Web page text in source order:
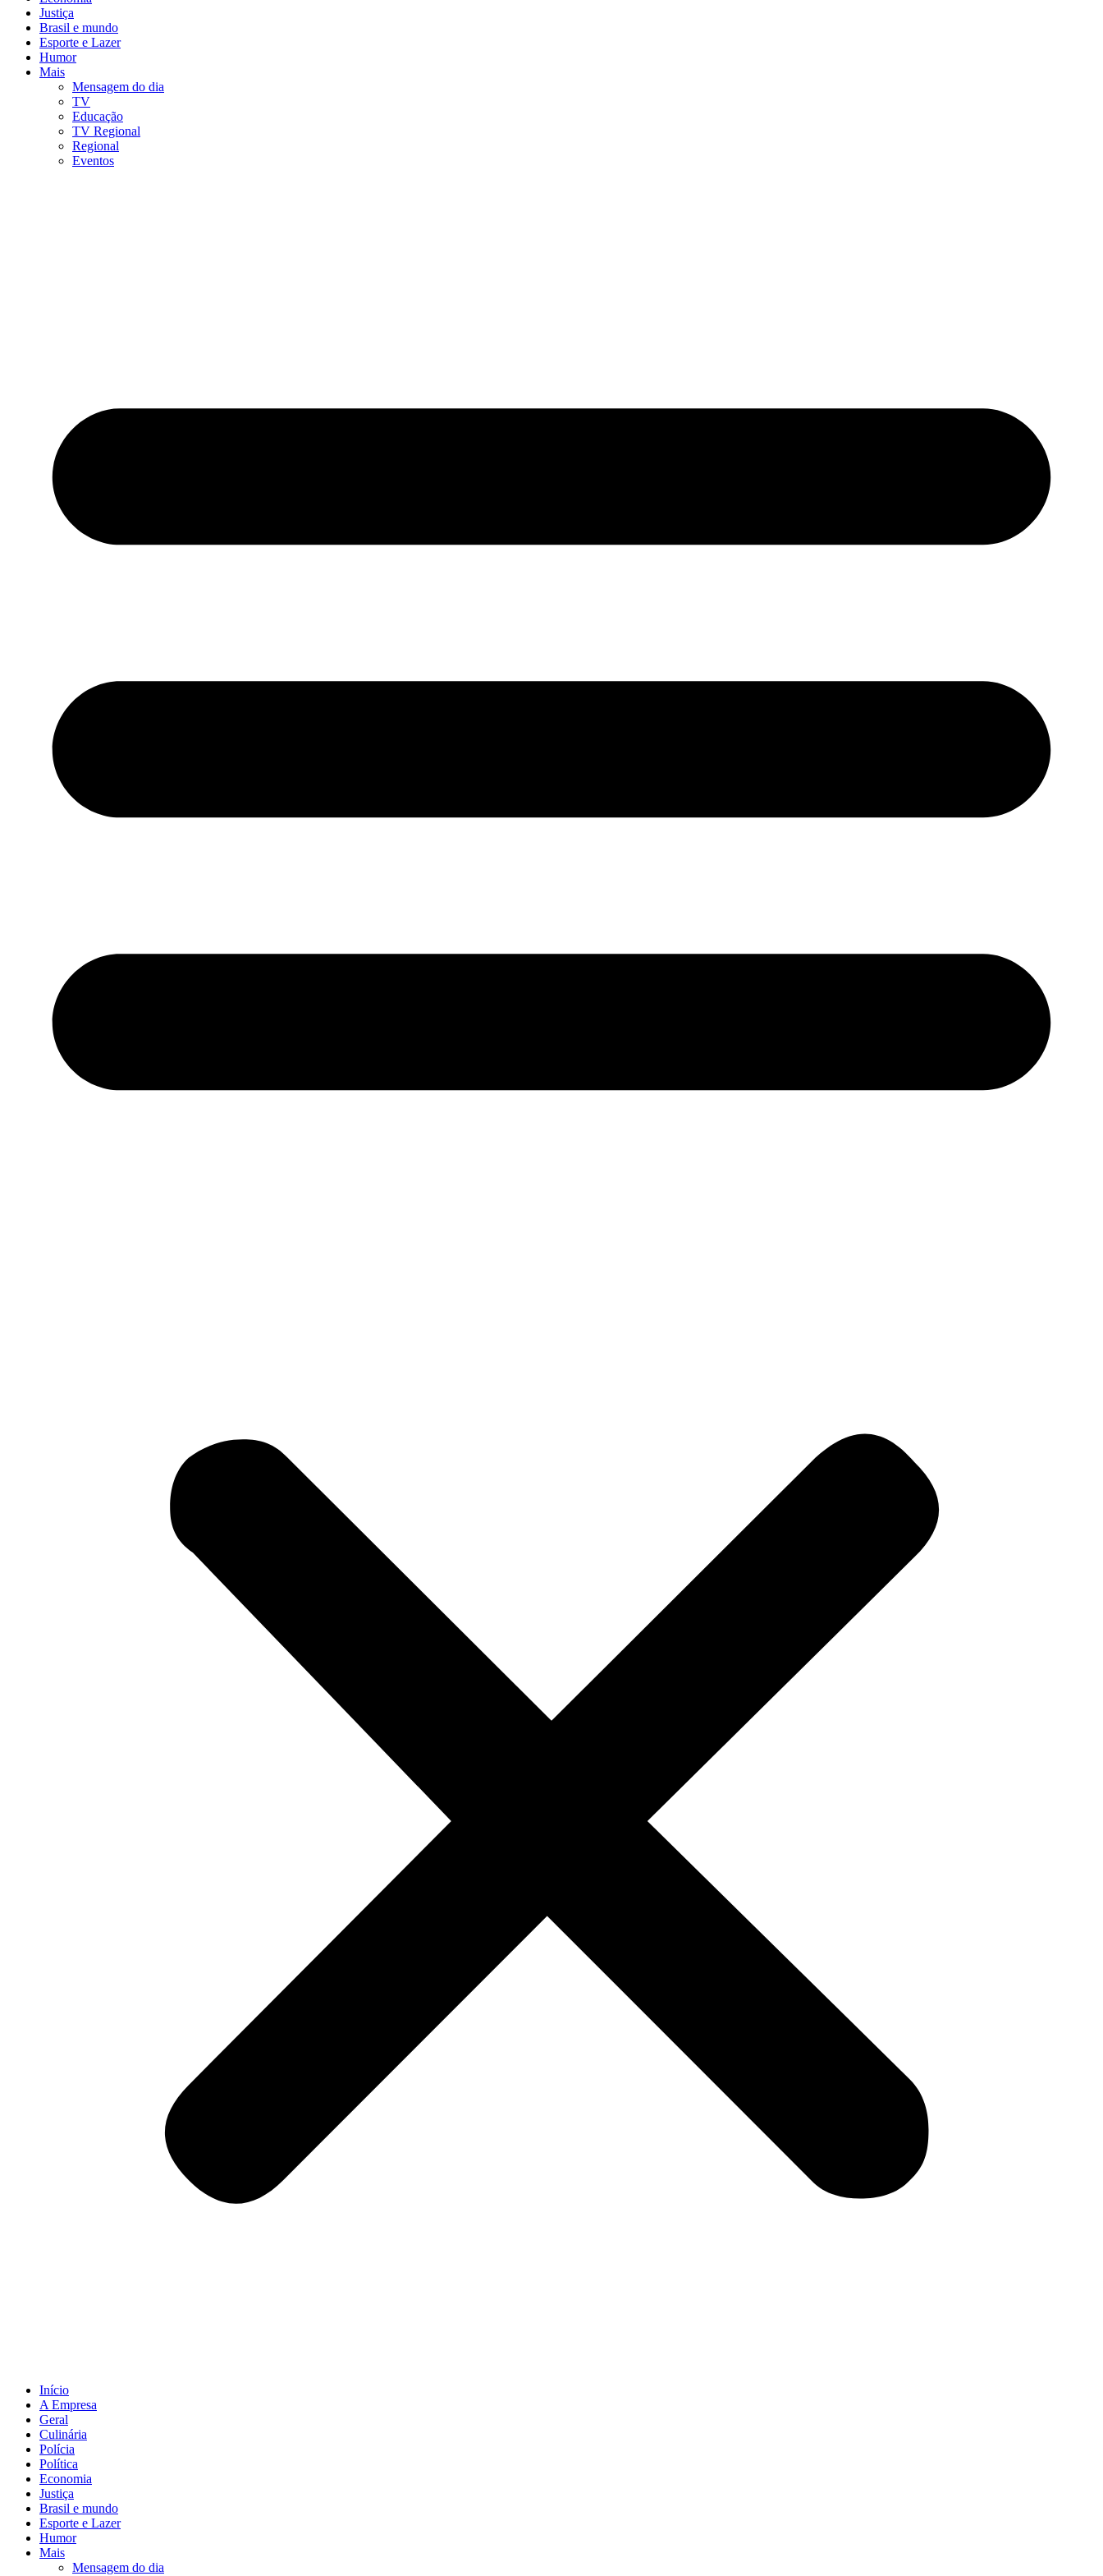
Justiça
Brasil e mundo
Esporte e Lazer
Humor
Mais
Mensagem do dia
TV
Educação
TV Regional
Regional
Eventos
Início
A Empresa
Geral
Culinária
Polícia
Política
Economia
Justiça
Brasil e mundo
Esporte e Lazer
Humor
Mais
Mensagem do dia